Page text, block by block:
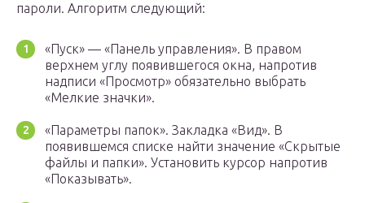
пароли. Алгоритм следующий:
«Пуск» — «Панель управления». В правом
верхнем углу появившегося окна, напротив
надписи «Просмотр» обязательно выбрать
«Мелкие значки».
«Параметры папок». Закладка «Вид». В
появившемся списке найти значение «Скрытые
файлы и папки». Установить курсор напротив
«Показывать».